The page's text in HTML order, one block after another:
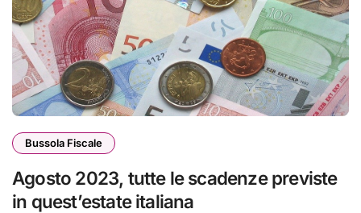
Bussola Fiscale
Agosto 2023, tutte le scadenze previste
in quest’estate italiana